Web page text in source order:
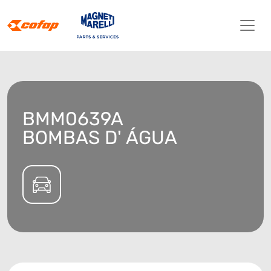
BMM0639A
BOMBAS D' ÁGUA